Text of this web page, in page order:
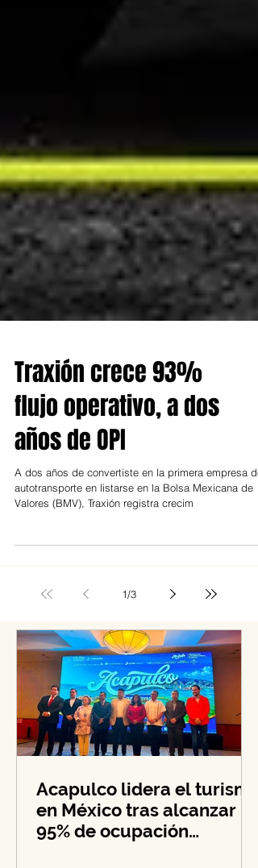
Traxión crece 93%
flujo operativo, a dos
años de OPI
A dos años de convertiste en la primera empresa de
Acapulco lidera el turismo
en México tras alcanzar